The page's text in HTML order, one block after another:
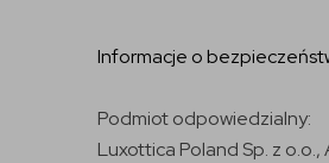
Informacje o
Podmiot odpowiedzialny:
Luxottica Poland Sp. z